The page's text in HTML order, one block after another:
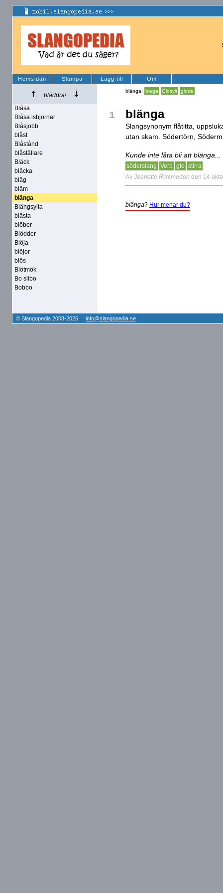
Hemsidan Slumpa Lägg till Om
bläddra!
Blåsa
Blåsa isbjörnar
Blåsjobb
blåst
Blåstånd
blåställare
Bläck
bläcka
bläg
bläm
blänga
Blängsylta
blästa
blöber
Blödder
Blöja
blöjor
blös
Blötmök
Bo slibo
Bobbo
blänga: blega Glosylt glotta
1 blänga
Slangsynonym flåtitta,
utan skam. Södertörn,
Kunde inte låta bli att blänga...
söderslang Verb glo stirra
Av Jeanette Rixsmeden den 14
blänga? Hur menar du?
© Slangopedia 2008-2026 : info@slangopedia.se